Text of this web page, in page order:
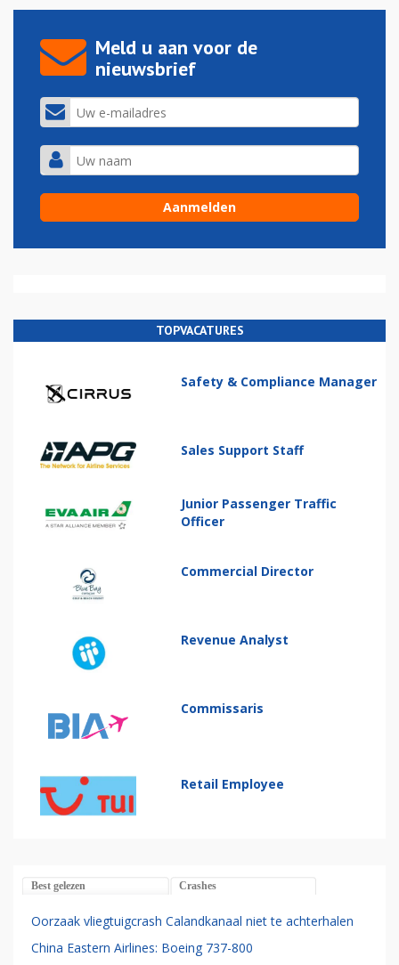
Meld u aan voor de
nieuwsbrief
TOPVACATURES
Safety & Compliance Manager
Sales Support Staff
Junior Passenger Traffic
Officer
Commercial Director
Revenue Analyst
Commissaris
Retail Employee
Best gelezen Crashes
Oorzaak vliegtuigcrash Calandkanaal niet te achterhalen
China Eastern Airlines: Boeing 737-800